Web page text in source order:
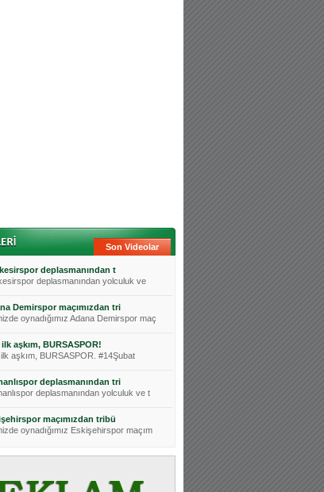
Son Videolar
deplasmanından t
deplasmanından yolculuk ve
Demirspor maçımızdan tri
oynadığımız Adana Demirspor maç
aşkım, BURSASPOR!
aşkım, BURSASPOR. #14Şubat
deplasmanından tri
deplasmanından yolculuk ve t
maçımızdan tribü
oynadığımız Eskişehirspor maçım